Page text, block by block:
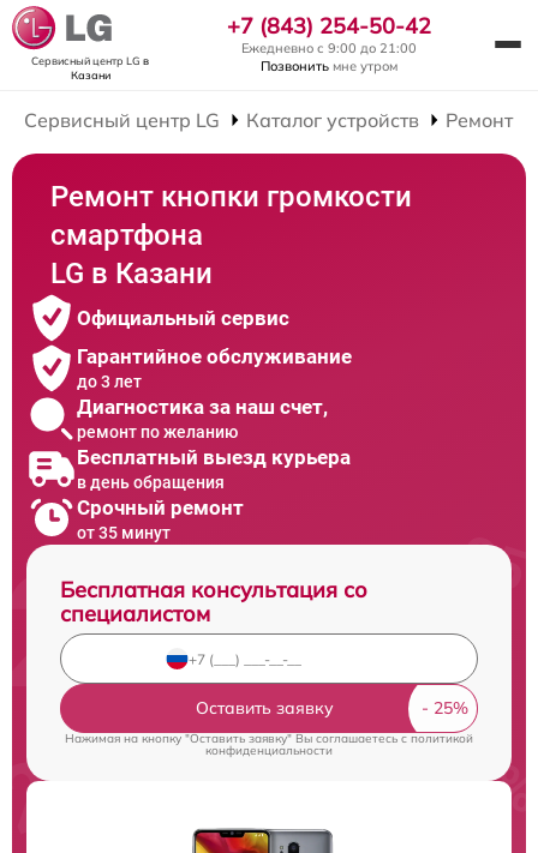
Сервисный центр LG в
Казани
+7 (843) 254-50-42
Ежедневно с 9:00 до 21:00
Позвонить мне утром
Сервисный центр LG Каталог устройств Ремонт
Ремонт кнопки громкости
смартфона
LG в Казани
Официальный сервис
Гарантийное обслуживание
до 3 лет
Диагностика за наш счет,
ремонт по желанию
Бесплатный выезд курьера
в день обращения
Срочный ремонт
от 35 минут
Бесплатная консультация со
специалистом
Оставить заявку
Нажимая на кнопку "Оставить заявку" Вы соглашаетесь cполитикой
конфиденциальности